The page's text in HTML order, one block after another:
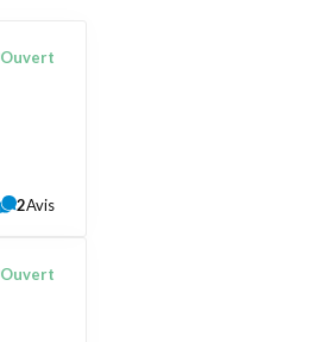
Ouvert
2Avis
Ouvert